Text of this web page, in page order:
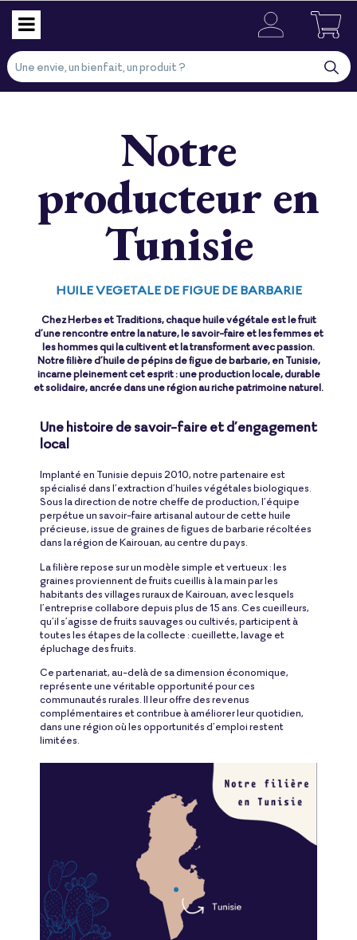
Notre
producteur en
Tunisie
HUILE VEGETALE DE FIGUE DE BARBARIE
Chez Herbes et Traditions, chaque huile végétale est le fruit
d’une rencontre entre la nature, le savoir-faire et les femmes et
les hommes qui la cultivent et la transforment avec passion.
Notre filière d’huile de pépins de figue de barbarie, en Tunisie,
incarne pleinement cet esprit : une production locale, durable
et solidaire, ancrée dans une région au riche patrimoine naturel.
Une histoire de savoir-faire et d’engagement
local
Implanté en Tunisie depuis 2010, notre partenaire est
spécialisé dans l’extraction d’huiles végétales biologiques.
Sous la direction de notre cheffe de production, l’équipe
perpétue un savoir-faire artisanal autour de cette huile
précieuse, issue de graines de figues de barbarie récoltées
dans la région de Kairouan, au centre du pays.
La filière repose sur un modèle simple et vertueux : les
graines proviennent de fruits cueillis à la main par les
habitants des villages ruraux de Kairouan, avec lesquels
l’entreprise collabore depuis plus de 15 ans. Ces cueilleurs,
qu’il s’agisse de fruits sauvages ou cultivés, participent à
toutes les étapes de la collecte : cueillette, lavage et
épluchage des fruits.
Ce partenariat, au-delà de sa dimension économique,
représente une véritable opportunité pour ces
communautés rurales. Il leur offre des revenus
complémentaires et contribue à améliorer leur quotidien,
dans une région où les opportunités d’emploi restent
limitées.